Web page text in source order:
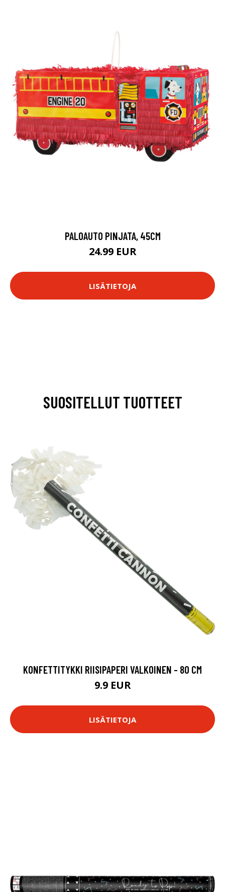
PALOAUTO PINJATA, 45CM
24.99 EUR
LISÄTIETOJA
SUOSITELLUT TUOTTEET
KONFETTITYKKI RIISIPAPERI VALKOINEN - 80 CM
9.9 EUR
LISÄTIETOJA